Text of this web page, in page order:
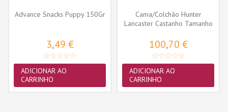
Advance Snacks Puppy 150Gr
3,49 €
ADICIONAR AO
CARRINHO
Cama/Colchão Hunter
Lancaster Castanho Tamanho
100,70 €
ADICIONAR AO
CARRINHO